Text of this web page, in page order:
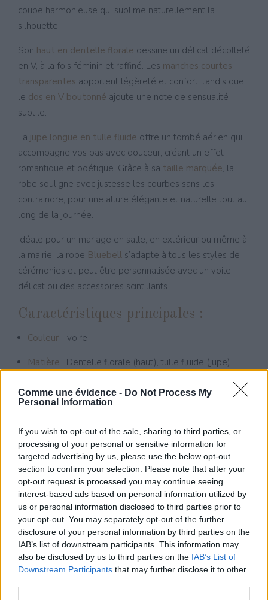
Comme une évidence - Do Not Process My
Personal Information
If you wish to opt-out of the sale, sharing to third parties, or
processing of your personal or sensitive information for
targeted advertising by us, please use the below opt-out
section to confirm your selection. Please note that after your
opt-out request is processed you may continue seeing
interest-based ads based on personal information utilized by
us or personal information disclosed to third parties prior to
your opt-out. You may separately opt-out of the further
disclosure of your personal information by third parties on the
IAB’s list of downstream participants. This information may
also be disclosed by us to third parties on the IAB’s List of
Downstream Participants that may further disclose it to other
coupe harmonieuse qui sublime naturellement la
silhouette.
Son haut en dentelle florale dessine un délicat décolleté
en V, à la fois féminin et raffiné. Les manches courtes
transparentes apportent légèreté et confort, tandis que
le dos en V boutonné ajoute une note de sensualité
subtile.
La jupe longue en tulle fluide offre un tombé aérien qui
accompagne vos pas avec douceur, créant un effet
romantique et poétique. Grâce à sa taille marquée, la
robe souligne avec justesse les courbes sans les
contraindre, pour une allure élégante et naturelle tout au
long de la journée.
Idéale pour un mariage en salle, en extérieur ou même à
la mairie, la robe Bluebell s’adapte à tous les styles de
cérémonies et peut être personnalisée avec un voile
délicat ou des accessoires scintillants.
Caractéristiques principales :
Couleur : Ivoire
Matière : Dentelle florale (haut), tulle fluide (jupe)
: Décolleté en V, manches courtes, dos
boutonné, jupe évasée
Pays de conception : Europe (design allemand –
fabrication européenne)
Disponible dans notreboutique de mariage à Ouroux-
sur-Saône, elle attire des futures mariées venues de
Chalon-sur-Saône, Beaune, Louhans, Mâcon, Tournus,
Lons-le-Saunier, Autun
et de leurs alentours.
Réservez dès maintenant votre essayage et laissez-vous
séduire par laféminité et le charme délicatde la robe
Bluebell.